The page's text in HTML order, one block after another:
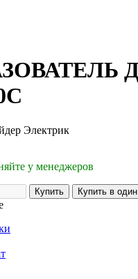
Электрик
у менеджеров